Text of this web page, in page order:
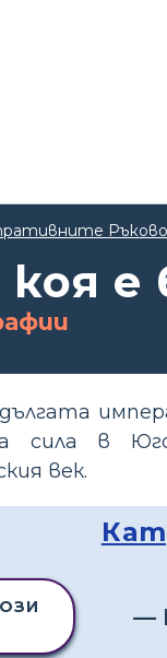
е
сила в
век.
—